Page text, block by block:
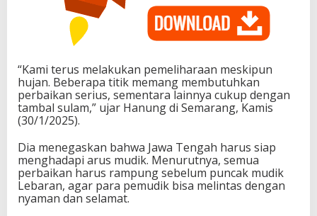
“Kami terus melakukan pemeliharaan meskipun
hujan. Beberapa titik memang membutuhkan
perbaikan serius, sementara lainnya cukup dengan
tambal sulam,” ujar Hanung di Semarang, Kamis
(30/1/2025).
Dia menegaskan bahwa Jawa Tengah harus siap
menghadapi arus mudik. Menurutnya, semua
perbaikan harus rampung sebelum puncak mudik
Lebaran, agar para pemudik bisa melintas dengan
nyaman dan selamat.